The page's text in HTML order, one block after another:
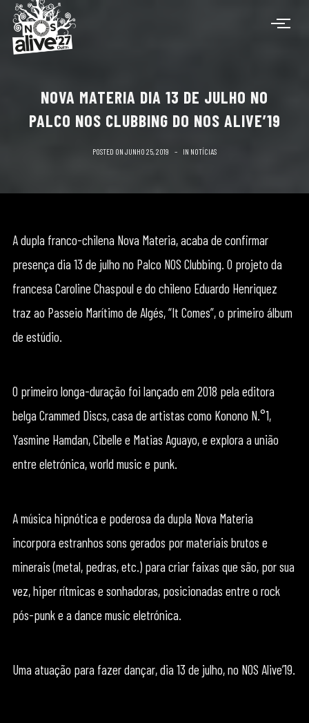
NOVA MATERIA DIA 13 DE JULHO NO
PALCO NOS CLUBBING DO NOS ALIVE’19
POSTED ON JUNHO 25, 2019 IN NOTÍCIAS
A dupla franco-chilena Nova Materia, acaba de confirmar
presença dia 13 de julho no Palco NOS Clubbing. O projeto da
francesa Caroline Chaspoul e do chileno Eduardo Henriquez
traz ao Passeio Marítimo de Algés, “It Comes”, o primeiro álbum
de estúdio.
O primeiro longa-duração foi lançado em 2018 pela editora
belga Crammed Discs, casa de artistas como Konono N.°1,
Yasmine Hamdan, Cibelle e Matias Aguayo, e explora a união
entre eletrónica, world music e punk.
A música hipnótica e poderosa da dupla Nova Materia
incorpora estranhos sons gerados por materiais brutos e
minerais (metal, pedras, etc.) para criar faixas que são, por sua
vez, hiper rítmicas e sonhadoras, posicionadas entre o rock
pós-punk e a dance music eletrónica.
Uma atuação para fazer dançar, dia 13 de julho, no NOS Alive’19.